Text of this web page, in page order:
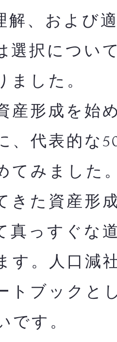
解、および
選択につい
ました。
産形成を始
、代表的な
てみました
きた資産形
真っすぐな
す。人口減
トブックと
です。